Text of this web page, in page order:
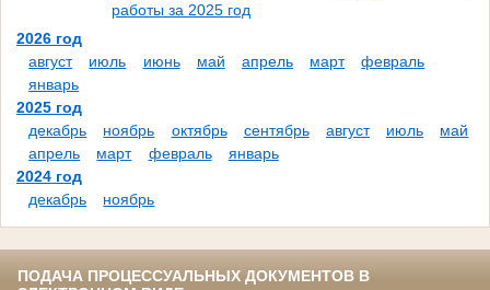
работы за 2025 год
2026 год
август
июль июнь май апрель март
февраль
январь
2025 год
декабрь
ноябрь октябрь сентябрь август июль
май
апрель
март февраль
январь
2024 год
декабрь
ноябрь
ПОДАЧА ПРОЦЕССУАЛЬНЫХ ДОКУМЕНТОВ В